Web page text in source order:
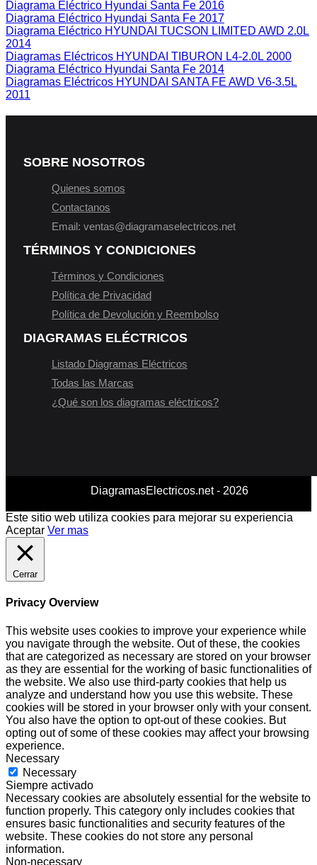
Diagrama Eléctrico Hyundai Santa Fe 2016
Diagrama Eléctrico Hyundai Santa Fe 2017
Diagrama Eléctrico HYUNDAI TUCSON LIMITED AWD 2.0L
2014
Diagramas Eléctricos HYUNDAI TIBURON L4-2.0L 2000
Diagrama Eléctrico Hyundai Santa Fe 2014
Diagramas Eléctricos HYUNDAI SANTA FE AWD V6-3.5L
2011
SOBRE NOSOTROS
Quienes somos
Contactanos
Email: ventas@diagramaselectricos.net
TÉRMINOS Y CONDICIONES
Términos y Condiciones
Política de Privacidad
Política de Devolución y Reembolso
DIAGRAMAS ELÉCTRICOS
Listado Diagramas Eléctricos
Todas las Marcas
¿Qué son los diagramas eléctricos?
DiagramasElectricos.net - 2026
Este sitio web utiliza cookies para mejorar su experiencia
Aceptar Ver mas
Cerrar
Privacy Overview
This website uses cookies to improve your experience while
you navigate through the website. Out of these, the cookies
that are categorized as necessary are stored on your browser
as they are essential for the working of basic functionalities of
the website. We also use third-party cookies that help us
analyze and understand how you use this website. These
cookies will be stored in your browser only with your consent.
You also have the option to opt-out of these cookies. But
opting out of some of these cookies may affect your browsing
experience.
Necessary
Necessary
Siempre activado
Necessary cookies are absolutely essential for the website to
function properly. This category only includes cookies that
ensures basic functionalities and security features of the
website. These cookies do not store any personal
information.
Non-necessary